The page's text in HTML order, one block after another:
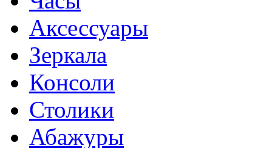
Аксессуары
Зеркала
Консоли
Столики
Абажуры